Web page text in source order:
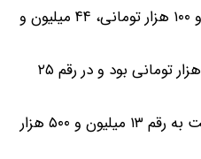
نیم سکه با کاهش یک میلیون و ۱۰۰ هزار تومانی، ۴۴ میلیون و
ربع سکه نیز شاهد کاهش ۳۰۰ هزار تومانی بود و در رقم ۲۵
سکه گرمی، اما بدون تغییر قیمت به رقم ۱۳ میلیون و ۵۰۰ هزار